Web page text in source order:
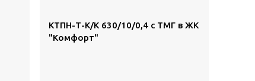
КТПН-Т-К/К 630/10/0,4 с ТМГ в ЖК
"Комфорт"